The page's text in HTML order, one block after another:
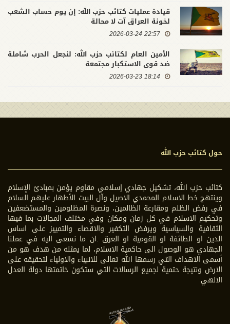
قيادة عمليات كتائب حزب الله: إن يوم حساب الشعب
لخونة العراق آت لا محالة
22:57 2026-03-24
الأمين العام لكتائب حزب الله: لنجعل الحرب شاملة
ضد قوى الاستكبار مجتمعة
18:14 2026-03-23
حول كتائب حزب الله
كتائب حزب الله، تشكيل جهادي إسلامي مقاوم يؤمن بمبادئ الإسلام
وينتهج خط الاسلام المحمدي الاصيل وآل البيت الأطهار عليهم السلام
في رفض الظلم ومقارعة الظالمين، ونصرة المظلومين والمستضعفين
وتحكيم الاسلام في كل زمان ومكان وفي مختلف المجالات بما فيها
الثقافية والسياسية ويرفض التكفير والاقصاء والتمييز على اساس
الدين او الطائفة او القومية او العرق .ان ما نسعى اليه في عملنا
الجهادي هو الوصول الى حاكمية الاسلام، لما يمثله من هدف هو من
أسمى الاهداف التي رسمها الله تعالى للانبياء والاولياء لتحقيقه على
الارض ونتيجة حتمية لجميع الرسالات التي ستكون خاتمتها دولة العدل
الالهي